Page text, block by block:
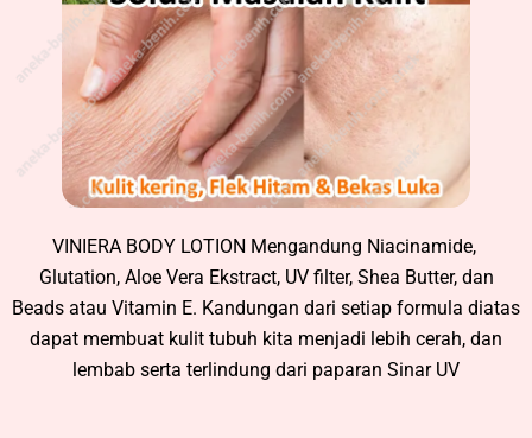
VINIERA BODY LOTION Mengandung Niacinamide,
Glutation, Aloe Vera Ekstract, UV filter, Shea Butter, dan
Beads atau Vitamin E. Kandungan dari setiap formula diatas
dapat membuat kulit tubuh kita menjadi lebih cerah, dan
lembab serta terlindung dari paparan Sinar UV